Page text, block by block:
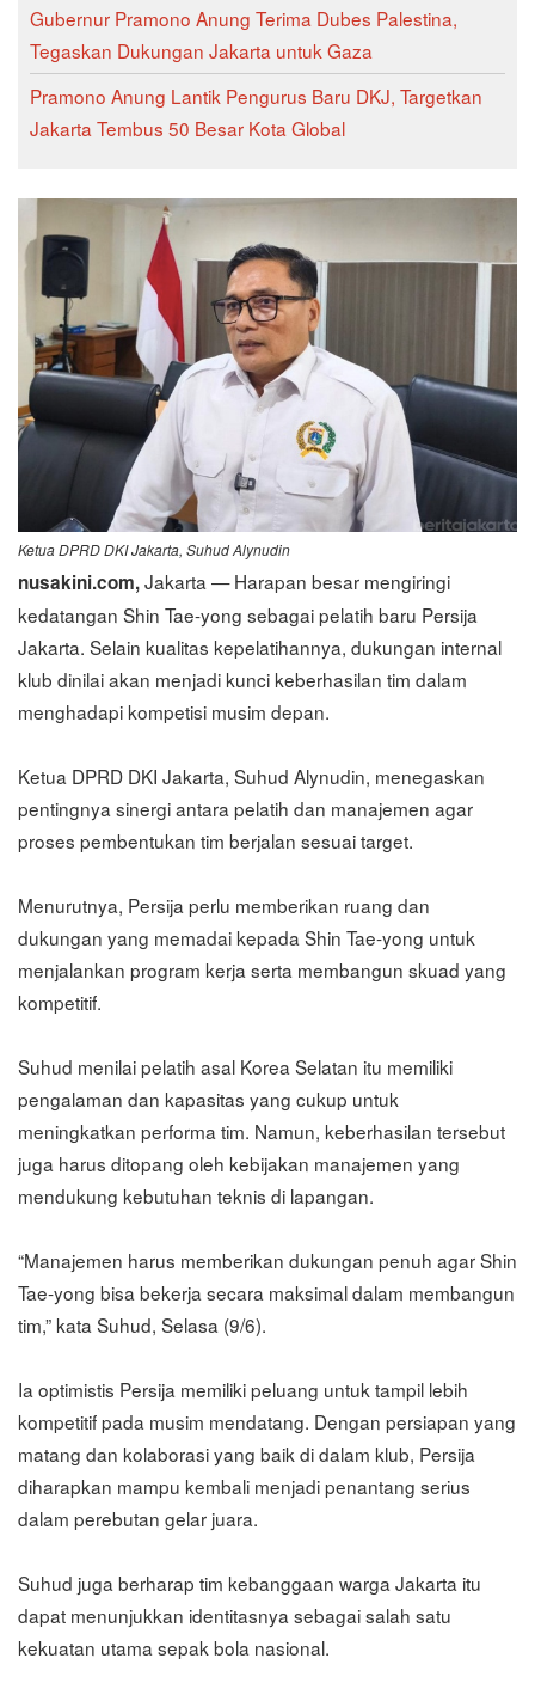
Gubernur Pramono Anung Terima Dubes Palestina,
Tegaskan Dukungan Jakarta untuk Gaza
Pramono Anung Lantik Pengurus Baru DKJ, Targetkan
Jakarta Tembus 50 Besar Kota Global
Ketua DPRD DKI Jakarta, Suhud Alynudin
nusakini.com,Jakarta — Harapan besar mengiringi
kedatangan Shin Tae-yong sebagai pelatih baru Persija
Jakarta. Selain kualitas kepelatihannya, dukungan internal
klub dinilai akan menjadi kunci keberhasilan tim dalam
menghadapi kompetisi musim depan.
Ketua DPRD DKI Jakarta, Suhud Alynudin, menegaskan
pentingnya sinergi antara pelatih dan manajemen agar
proses pembentukan tim berjalan sesuai target.
Menurutnya, Persija perlu memberikan ruang dan
dukungan yang memadai kepada Shin Tae-yong untuk
menjalankan program kerja serta membangun skuad yang
kompetitif.
Suhud menilai pelatih asal Korea Selatan itu memiliki
pengalaman dan kapasitas yang cukup untuk
meningkatkan performa tim. Namun, keberhasilan tersebut
juga harus ditopang oleh kebijakan manajemen yang
mendukung kebutuhan teknis di lapangan.
“Manajemen harus memberikan dukungan penuh agar Shin
Tae-yong bisa bekerja secara maksimal dalam membangun
tim,” kata Suhud, Selasa (9/6).
Ia optimistis Persija memiliki peluang untuk tampil lebih
kompetitif pada musim mendatang. Dengan persiapan yang
matang dan kolaborasi yang baik di dalam klub, Persija
diharapkan mampu kembali menjadi penantang serius
dalam perebutan gelar juara.
Suhud juga berharap tim kebanggaan warga Jakarta itu
dapat menunjukkan identitasnya sebagai salah satu
kekuatan utama sepak bola nasional.